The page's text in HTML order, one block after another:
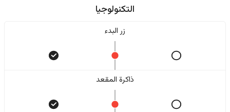
التكنولوجيا
زر البدء
ذاكرة المقعد